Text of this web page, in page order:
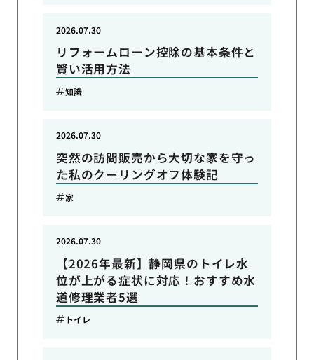
リフォームローン控除の基本条件と
賢い活用方法
2026.07.30
知識
突然の訪問販売から大切な家を守っ
た私のクーリングオフ体験記
2026.07.30
家
【2026年最新】静岡県のトイレ水
位が上がる症状に対応！おすすめ水
道修理業者5選
2026.07.30
トイレ